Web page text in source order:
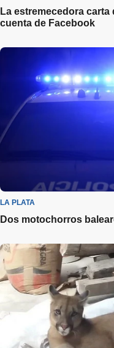
La estremecedora
cuenta de Facebook
LA PLATA
Dos motochorros